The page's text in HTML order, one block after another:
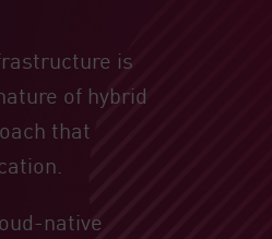
is
of hybrid
that
native